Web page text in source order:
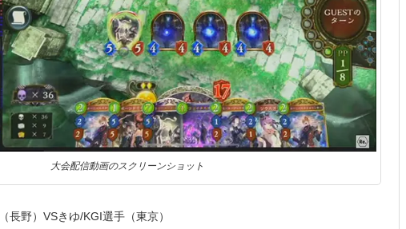
大会配信動画のスクリーンショット
長野）VSきゆ/KGI選手（東京）